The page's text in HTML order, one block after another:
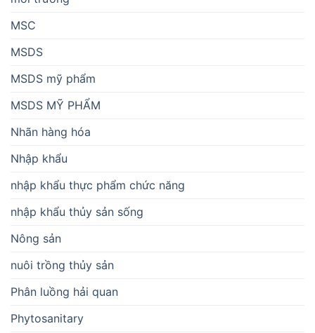
MSC
MSDS
MSDS mỹ phẩm
MSDS MỸ PHẨM
Nhãn hàng hóa
Nhập khẩu
nhập khẩu thực phẩm chức năng
nhập khẩu thủy sản sống
Nông sản
nuôi trồng thủy sản
Phân luồng hải quan
Phytosanitary